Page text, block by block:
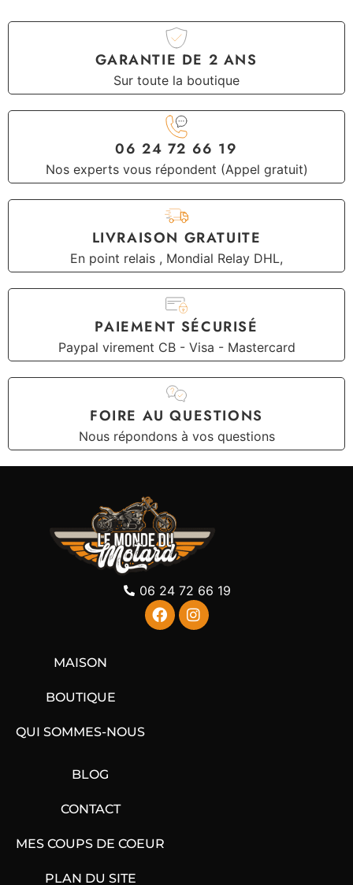
GARANTIE DE 2 ANS
Sur toute la boutique
06 24 72 66 19
Nos experts vous répondent (Appel gratuit)
LIVRAISON GRATUITE
En point relais , Mondial Relay DHL,
PAIEMENT SÉCURISÉ
Paypal virement CB - Visa - Mastercard
FOIRE AU QUESTIONS
Nous répondons à vos questions
06 24 72 66 19
MAISON
BOUTIQUE
QUI SOMMES-NOUS
BLOG
CONTACT
MES COUPS DE COEUR
PLAN DU SITE